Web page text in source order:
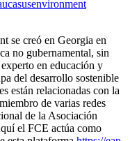
se creó en Georgia en
no gubernamental, sin
en educación y
del desarrollo sostenible
están relacionadas con la
de varias redes
de la Asociación
el FCE actúa como